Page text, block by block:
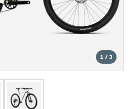
1 / 3